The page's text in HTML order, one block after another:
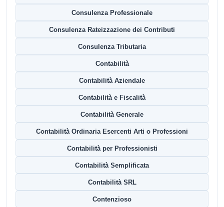
Consulenza Professionale
Consulenza Rateizzazione dei Contributi
Consulenza Tributaria
Contabilità
Contabilità Aziendale
Contabilità e Fiscalità
Contabilità Generale
Contabilità Ordinaria Esercenti Arti o Professioni
Contabilità per Professionisti
Contabilità Semplificata
Contabilità SRL
Contenzioso